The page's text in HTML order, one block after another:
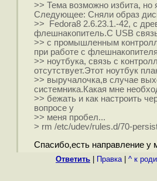
>> Тема возможно избита, но
Следующее: Сняли образ
>> Fedora8 2.6.23.1.-42, с
флешнакопитель.С USB
>> с промышленным
при работе с
>> ноутбука, связь с
отсутствует.Этот ноутбук
>> выручалочка,в случае
системника.Какая мне
>> бежать и как настроить
вопросе у
>> меня пробел...
> rm /etc/udev/rules.d/70-
Спасибо,есть направление у
Ответить Правка| ^ к